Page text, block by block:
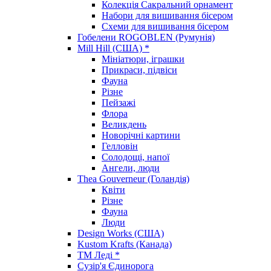
Колекція Сакральний орнамент
Набори для вишивання бісером
Схеми для вишивання бісером
Гобелени ROGOBLEN (Румунія)
Mill Hill (США) *
Мініатюри, іграшки
Прикраси, підвіси
Фауна
Різне
Пейзажі
Флора
Великдень
Новорічні картини
Гелловін
Солодощі, напої
Ангели, люди
Thea Gouverneur (Голандія)
Квіти
Різне
Фауна
Люди
Design Works (США)
Kustom Krafts (Канада)
ТМ Леді *
Сузір'я Єдинорога